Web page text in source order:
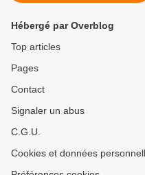
Hébergé par Overblog
Top articles
Pages
Contact
Signaler un abus
C.G.U.
Cookies et données